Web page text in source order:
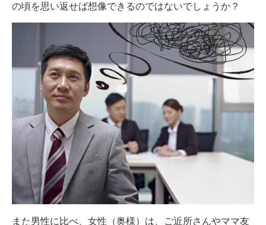
の頃を思い返せば想像できるのではないでしょうか？
また男性に比べ、女性（奥様）は、ご近所さんやママ友